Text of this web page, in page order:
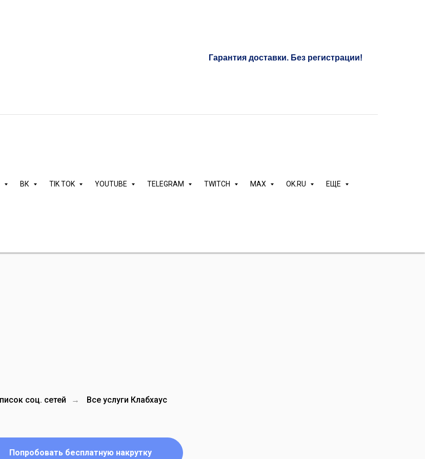
Гарантия доставки. Без регистрации!
ВК TIK TOK YOUTUBE TELEGRAM TWITCH MAX OK.RU ЕЩЕ
приглашение в Клабхаус
соц. сетей → Все услуги Клабхаус
Попробовать бесплатную накрутку